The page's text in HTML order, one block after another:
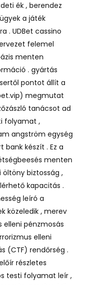
ék , berendez
a játék
. UDBet cassino
felemel
menten
. gyártás
pontot állít a
megmutat
tanácsot ad
folyamat ,
angström egység
bank készít . Ez a
menten
öltöny biztosság ,
kapacitás .
leíró a
közeledik , merev
elleni pénzmosás
elleni
(CTF) rendőrség .
részletes
testi folyamat leír ,